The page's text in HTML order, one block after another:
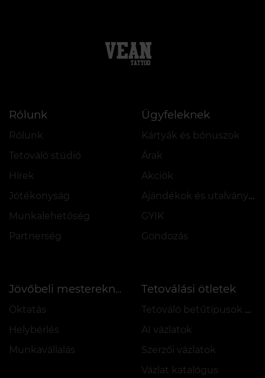
Rólunk
Rólunk
Tetováló stúdió
Hírek
Jótékonyság
Munkalehetőség
Partnerség
Ügyfeleknek
Kártyák és bónuszok
Árak
Akciók
Ajándékok és utalványok
GYIK
Gondozás
Jövőbeli mestereknek
Oktatás
Helybérlés
Munkavállalás
Tetoválási ötletek
Tetováló betűtípusok online
AI vázlatok
Szerzői vázlatok
Vázlat katalógus